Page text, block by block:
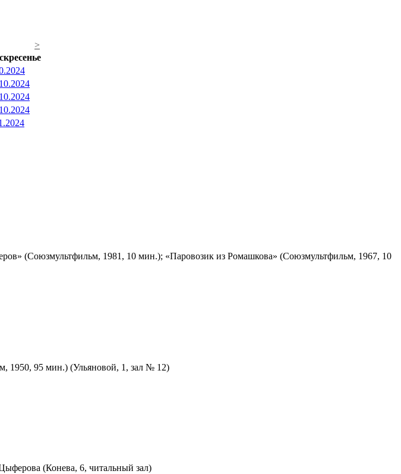
>
(Союзмультфильм, 1981, 10 мин.); «Паровозик из Ромашкова» (Союзмультфильм, 1967, 10
1950, 95 мин.) (Ульяновой, 1, зал № 12)
(Конева, 6, читальный зал)